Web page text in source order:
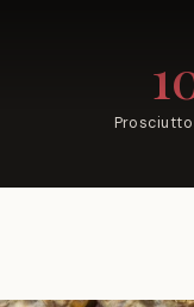
Prosciutto